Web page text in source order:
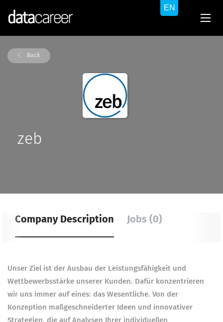
Back
zeb
Company Description Jobs (0)
Unser Ziel ist der Ausbau der Leistungsfähigkeit und
Wettbewerbsstärke unserer Kunden. Dafür konzentrieren
wir uns immer auf eines: das Wesentliche. Von der
Konzeption maßgeschneiderter Ideen und innovativer
Strategien, die auf Analysen Ihrer individuellen